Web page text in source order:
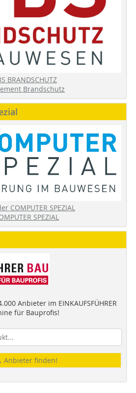
BRANDSCHUTZ
Brandschutz
COMPUTER SPEZIAL
SPEZIAL
Anbieter im EINKAUFSFÜHRER
für Bauprofis!
Anbieter finden!